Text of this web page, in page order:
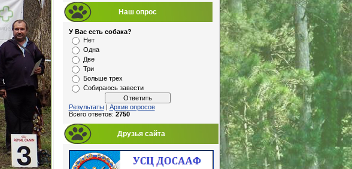
Наш опрос
У Вас есть собака?
Нет
Одна
Две
Три
Больше трех
Собираюсь завести
Результаты| Архив опросов
Всего ответов: 2750
Друзья сайта